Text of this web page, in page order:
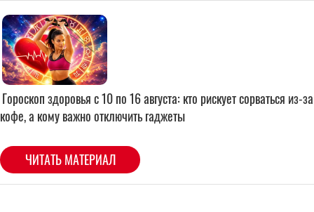
Гороскоп здоровья с 10 по 16 августа: кто рискует сорваться из-за
кофе, а кому важно отключить гаджеты
ЧИТАТЬ МАТЕРИАЛ